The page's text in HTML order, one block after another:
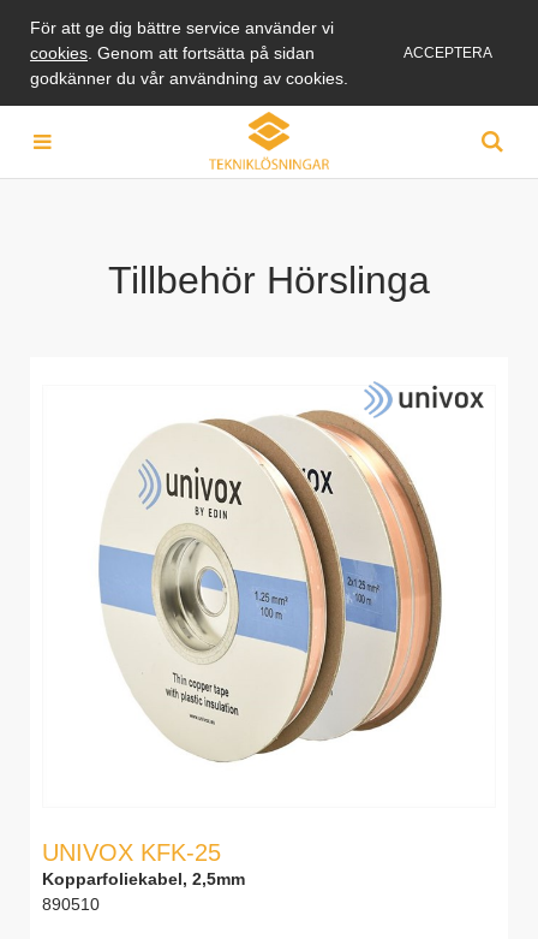
För att ge dig bättre service använder vi
cookies . Genom att fortsätta på sidan
godkänner du vår användning av cookies.
ACCEPTERA
Tillbehör Hörslinga
UNIVOX KFK-25
Kopparfoliekabel, 2,5mm
890510